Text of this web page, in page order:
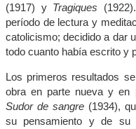
(1917) y Tragiques
período de lectura y
catolicismo; decidido a dar
todo cuanto había escrito y
Los primeros resultados
obra en parte nueva y en
Sudor de sangre (1934),
su pensamiento y de